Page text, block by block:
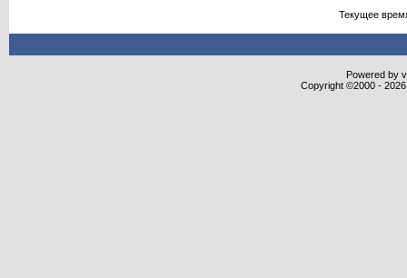
Текущее
Powered by
Copyright ©2000 -